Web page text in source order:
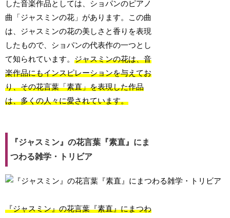
した音楽作品としては、ショパンのピアノ
曲「ジャスミンの花」があります。この曲
は、ジャスミンの花の美しさと香りを表現
したもので、ショパンの代表作の一つとし
て知られています。ジャスミンの花は、音
楽作品にもインスピレーションを与えてお
り、その花言葉「素直」を表現した作品
は、多くの人々に愛されています。
『ジャスミン』の花言葉『素直』にま
つわる雑学・トリビア
『ジャスミン』の花言葉『素直』にまつわ